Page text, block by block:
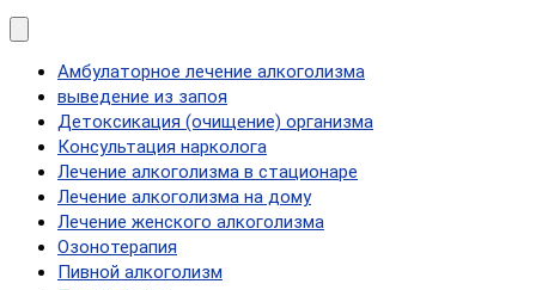
Амбулаторное лечение алкоголизма
выведение из запоя
Детоксикация (очищение) организма
Консультация нарколога
Лечение алкоголизма в стационаре
Лечение алкоголизма на дому
Лечение женского алкоголизма
Озонотерапия
Пивной алкоголизм